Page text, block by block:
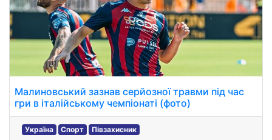
Малиновський зазнав серйозної травми під час
гри в італійському чемпіонаті (фото)
Україна Спорт Півзахисник